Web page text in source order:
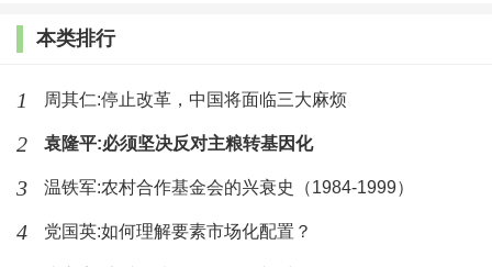
的政府管理，就业成为主要视角。但是，也正是从这个
表现在这些政策努力坚持了城乡分割、歧视农民的思
路。
本文之所以把1994年作为政策转折的标志，是因为
这年的11月劳动部公布了《农村劳动力跨省流动就业管
本类排行
1 周其仁:停止改革，中国将面临三大麻烦
2 袁隆平:必须坚决反对主粮转基因化
3 温铁军:农村合作基金会的兴衰史（1984-1999）
4 党国英:如何理解要素市场化配置？